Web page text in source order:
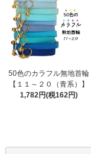
50色のカラフル無地首輪
【１１～２０（青系）】
1,782円(税162円)